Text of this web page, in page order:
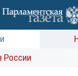
России